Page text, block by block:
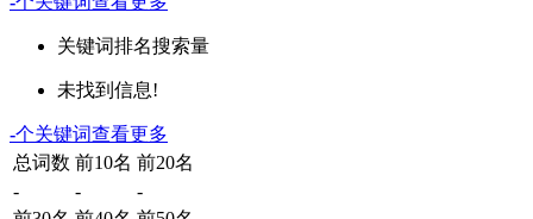
关键词排名搜索量
未找到信息!
-个关键词查看更多
总词数 前10名 前20名
-
-
-